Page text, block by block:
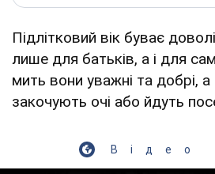
Підлітковий вік буває
лише для батьків, а і для
мить вони уважні та добрі, а
закочують очі або йдуть
Відео